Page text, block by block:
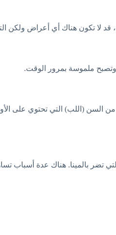
قد لا تكون هناك أي أعراض ولكن
وتصبح ملموسة بمرور الوقت.
السن (اللب) التي تحتوي على
تضر بالمينا. هناك عدة أسباب